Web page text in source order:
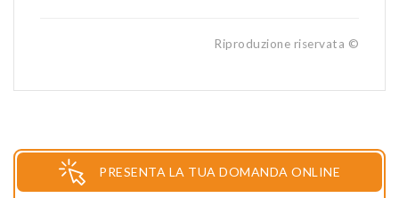
Riproduzione riservata ©
PRESENTA LA TUA DOMANDA ONLINE